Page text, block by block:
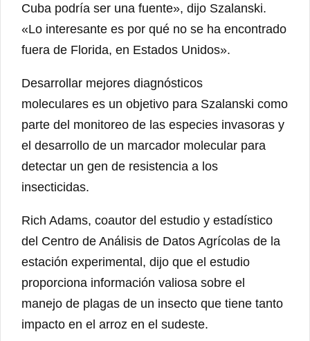
Cuba podría ser una fuente», dijo Szalanski.
«Lo interesante es por qué no se ha encontrado
fuera de Florida, en Estados Unidos».
Desarrollar mejores diagnósticos
moleculares es un objetivo para Szalanski como
parte del monitoreo de las especies invasoras y
el desarrollo de un marcador molecular para
detectar un gen de resistencia a los
insecticidas.
Rich Adams, coautor del estudio y estadístico
del Centro de Análisis de Datos Agrícolas de la
estación experimental, dijo que el estudio
proporciona información valiosa sobre el
manejo de plagas de un insecto que tiene tanto
impacto en el arroz en el sudeste.